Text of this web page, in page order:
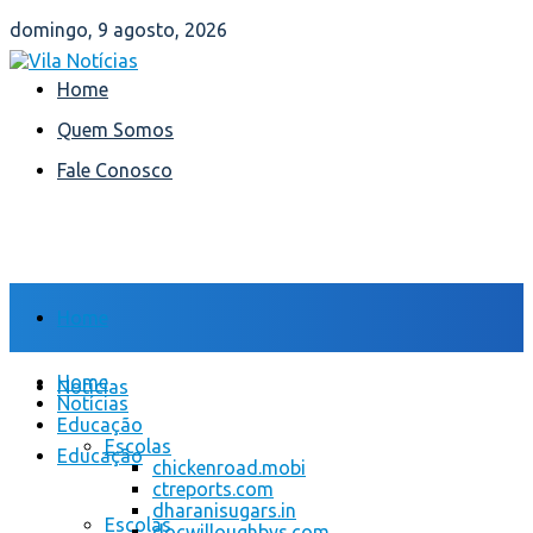
domingo, 9 agosto, 2026
Home
Quem Somos
Fale Conosco
Home
Notícias
Educação
Escolas
Home
Notícias
Educação
Escolas
chickenroad.mobi
ctreports.com
dharanisugars.in